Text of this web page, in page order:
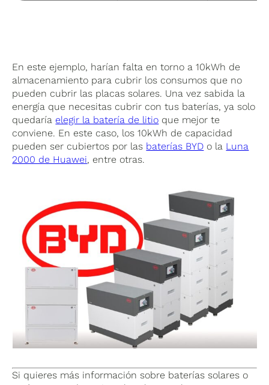
En este ejemplo, harían falta en torno a 10kWh de
almacenamiento para cubrir los consumos que no
pueden cubrir las placas solares. Una vez sabida la
energía que necesitas cubrir con tus baterías, ya solo
quedaría elegir la batería de litio que mejor te
conviene. En este caso, los 10kWh de capacidad
pueden ser cubiertos por las baterías BYD o la Luna
2000 de Huawei, entre otras.
Si quieres más información sobre baterías solares o